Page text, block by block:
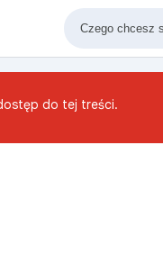
do tej treści.